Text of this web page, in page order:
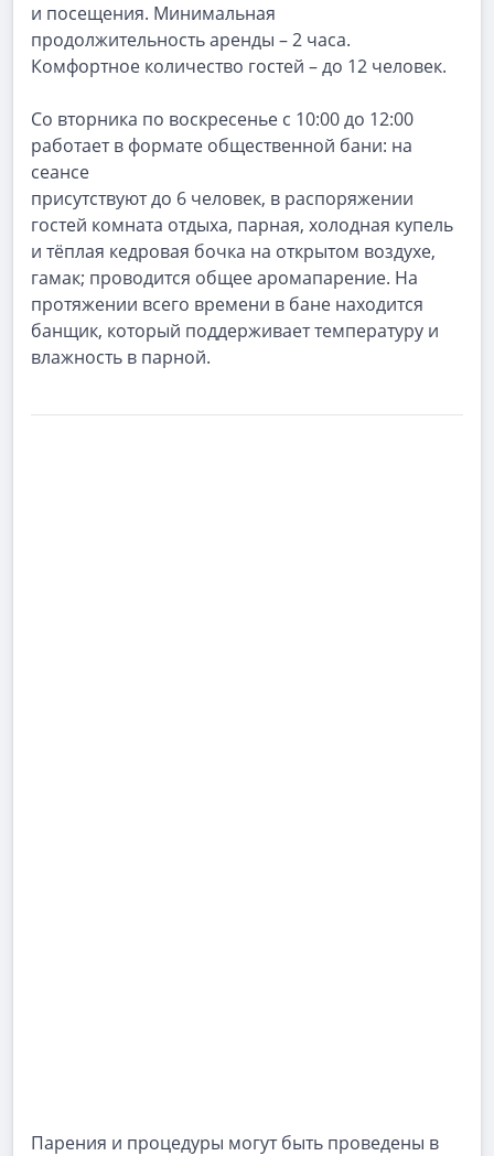
и посещения. Минимальная
продолжительность аренды – 2 часа.
Комфортное количество гостей – до 12 человек.
Со вторника по воскресенье с 10:00 до 12:00
работает в формате общественной бани: на
сеансе
присутствуют до 6 человек, в распоряжении
гостей комната отдыха, парная, холодная купель
и тёплая кедровая бочка на открытом воздухе,
гамак; проводится общее аромапарение. На
протяжении всего времени в бане находится
банщик, который поддерживает температуру и
влажность в парной.
Парения и процедуры могут быть проведены в